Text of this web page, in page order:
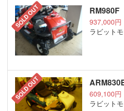
SOLD OUT RM980F
937,000円
ラビット
SOLD OUT
609,100円
ラビット